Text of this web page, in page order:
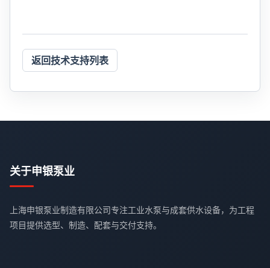
返回技术支持列表
关于申银泵业
上海申银泵业制造有限公司专注工业水泵与成套供水设备，为工程
项目提供选型、制造、配套与交付支持。